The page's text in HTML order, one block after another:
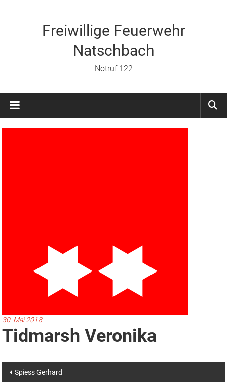
Freiwillige Feuerwehr
Natschbach
Notruf 122
30. Mai 2018
Tidmarsh Veronika
Beitragsnavigation
Spiess Gerhard